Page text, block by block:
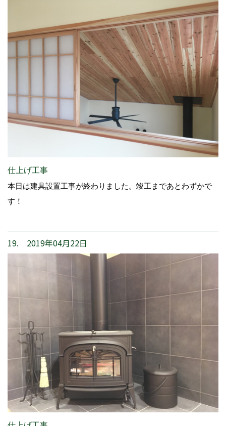
仕上げ工事
本日は建具設置工事が終わりました。竣工まであとわずかで
す！
19. 2019年04月22日